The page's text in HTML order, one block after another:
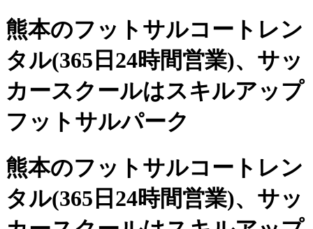
熊本のフットサルコートレン
タル(365日24時間営業)、 サッ
カースクールはスキルアップ
フットサルパーク
熊本のフットサルコートレン
タル(365日24時間営業)、サッ